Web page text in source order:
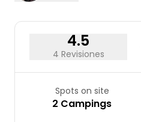
4.5
4 Revisiones
Spots on site
2 Campings